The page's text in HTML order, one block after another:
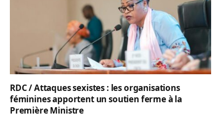
RDC / Attaques sexistes : les organisations
féminines apportent un soutien ferme à la
Première Ministre